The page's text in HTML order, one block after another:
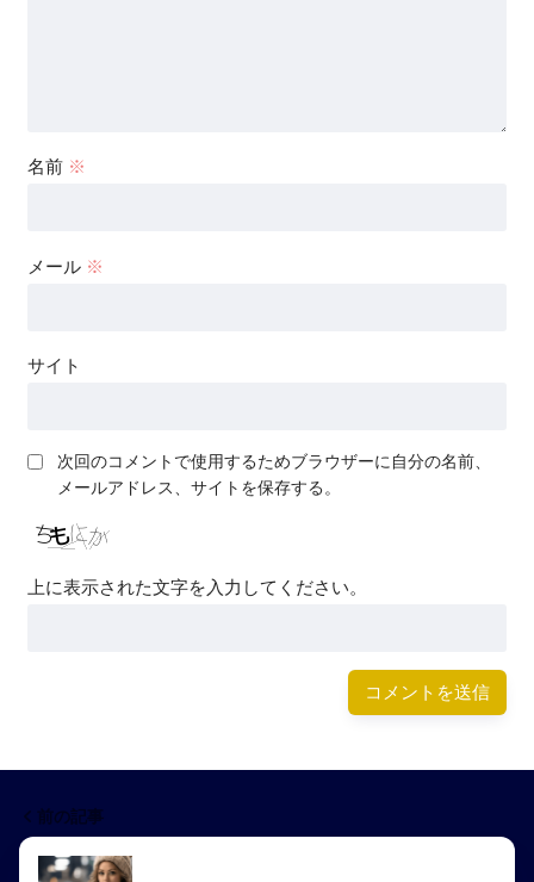
名前 ※
メール ※
サイト
次回のコメントで使用するためブラウザーに自分の名前、
メールアドレス、サイトを保存する。
上に表示された文字を入力してください。
前の記事